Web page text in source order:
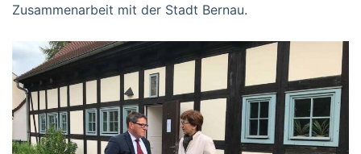
Zusammenarbeit mit der Stadt Bernau.